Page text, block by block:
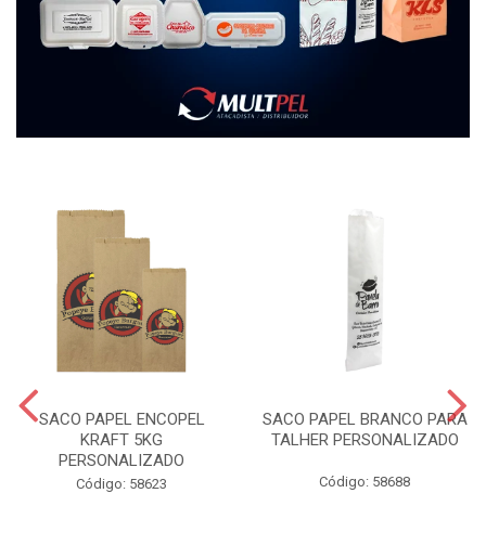
SACO PAPEL ENCOPEL
KRAFT 5KG
PERSONALIZADO
Código: 58623
SACO PAPEL BRANCO PARA
TALHER PERSONALIZADO
Código: 58688